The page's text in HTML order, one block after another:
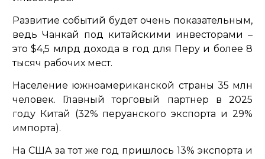
Развитие событий будет очень показательным,
ведь Чанкай под китайскими инвесторами –
это $4,5 млрд дохода в год для Перу и более 8
тысяч рабочих мест.
Население южноамериканской страны 35 млн
человек. Главный торговый партнер в 2025
году Китай (32% перуанского экспорта и 29%
импорта).
На США за тот же год пришлось 13% экспорта и